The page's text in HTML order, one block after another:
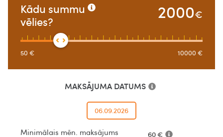
Kādu summu
vēlies?
2000€
50 € 10000 €
MAKSĀJUMA DATUMS
06.09.2026
Minimālais mēn. maksājums 60€